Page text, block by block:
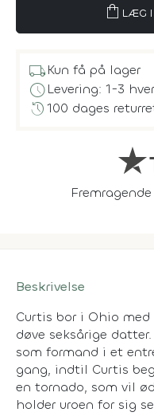
shopping_bag LÆG I
local_shippingKun få på lager
scheduleLevering: 1-3
history100 dages
Beskrivelse
Curtis bor i Ohio
døve seksårige
som formand i et
gang, indtil Curtis
en tornado, som vil
holder uroen for sig